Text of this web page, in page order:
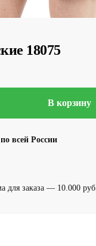
18075
В корзину
всей России
для заказа — 10.000 руб.